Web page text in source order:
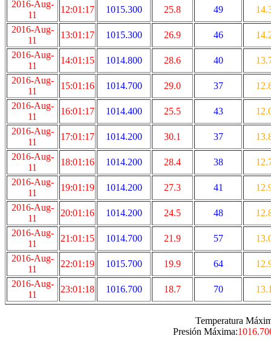
2016-Aug-
11
12:01:17 1015.300 25.8 49
2016-Aug-
11
13:01:17 1015.300 26.9 46
2016-Aug-
11
14:01:15 1014.800 28.6 40
2016-Aug-
11
15:01:16 1014.700 29.0 37
2016-Aug-
11
16:01:17 1014.400 25.5 43
2016-Aug-
11
17:01:17 1014.200 30.1 37
2016-Aug-
11
18:01:16 1014.200 28.4 38
2016-Aug-
11
19:01:19 1014.200 27.3 41
2016-Aug-
11
20:01:16 1014.200 24.5 48
2016-Aug-
11
21:01:15 1014.700 21.9 57
2016-Aug-
11
22:01:19 1015.700 19.9 64
2016-Aug-
11
23:01:18 1016.700 18.7 70
Temperatura
Presión Máxima: